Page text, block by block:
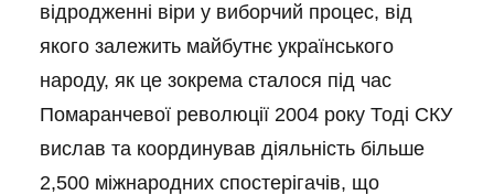
відродженні віри у виборчий процес, від
якого залежить майбутнє українського
народу, як це зокрема сталося під час
Помаранчевої революції 2004 року Тоді СКУ
вислав та координував діяльність більше
2,500 міжнародних спостерігачів, що